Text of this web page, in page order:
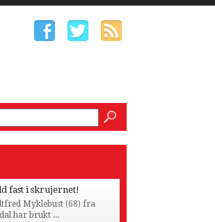
fast i skrujernet!
Myklebust (68) fra
har brukt ...